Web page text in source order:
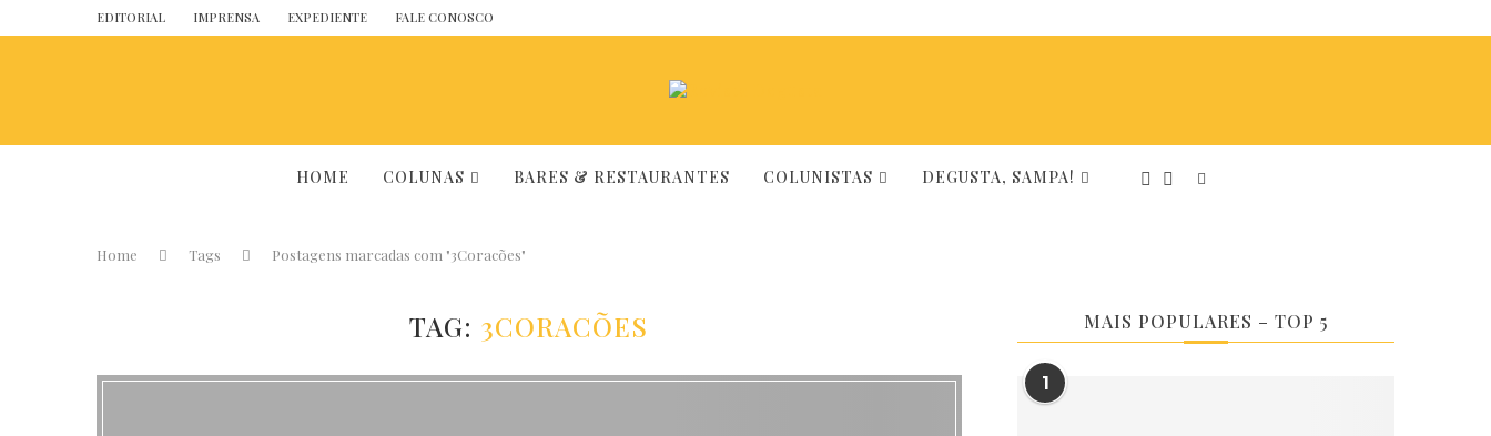
EDITORIAL IMPRENSA EXPEDIENTE FALE CONOSCO
HOME COLUNAS BARES & RESTAURANTES COLUNISTAS DEGUSTA, SAMPA!
Home Tags Postagens marcadas com "3Coracões"
TAG: 3CORACÕES MAIS POPULARES – TOP 5
1